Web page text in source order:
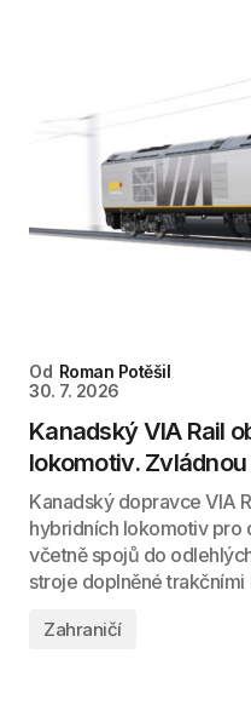
Od Roman Potěšil
30. 7. 2026
Kanadský VIA Rail
lokomotiv.
Kanadský dopravce VIA
hybridních lokomotiv pro
včetně spojů do
stroje doplněné trakčními
Zahraničí